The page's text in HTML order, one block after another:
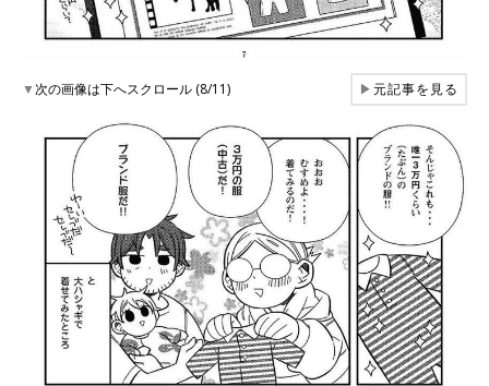
▼次の画像は下へスクロール (8/11) ▶元記事を見る